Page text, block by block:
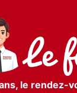
le rendez-